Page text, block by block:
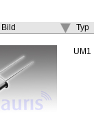
Bild Typ
UM1